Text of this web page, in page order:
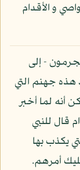
و الأقدام
- إلى
جهنم التي
أنه لما أخبر
قال للنبي
يكذب بها
أمرهم.